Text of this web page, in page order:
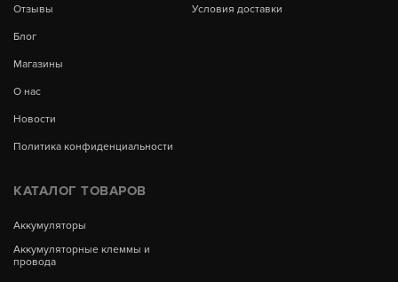
Отзывы
Блог
Магазины
О нас
Новости
Политика конфиденциальности
Условия доставки
КАТАЛОГ ТОВАРОВ
Аккумуляторы
Аккумуляторные клеммы и
провода